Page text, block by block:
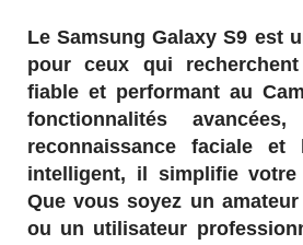
Le Samsung Galaxy S9 est
pour ceux qui
fiable et performant au
fonctionnalités
reconnaissance faciale et
intelligent, il simplifie votre
Que vous soyez un
ou un utilisateur